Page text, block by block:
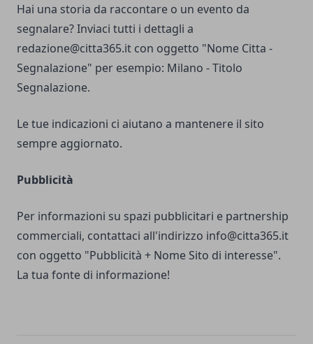
Hai una storia da raccontare o un evento da
segnalare? Inviaci tutti i dettagli a
redazione@citta365.it con oggetto "Nome Citta -
Segnalazione" per esempio: Milano - Titolo
Segnalazione.
Le tue indicazioni ci aiutano a mantenere il sito
sempre aggiornato.
Pubblicità
Per informazioni su spazi pubblicitari e partnership
commerciali, contattaci all'indirizzo info@citta365.it
con oggetto "Pubblicità + Nome Sito di interesse".
La tua fonte di informazione!